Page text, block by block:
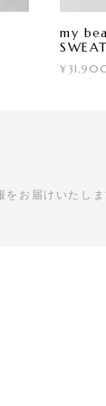
my
お届けいたしま